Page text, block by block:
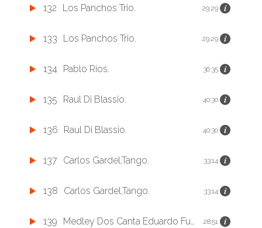
132 Los Panchos Trio. 29:29
133 Los Panchos Trio. 29:29
134 Pablo Rios. 36:35
135 Raul Di Blassio. 40:30
136 Raul Di Blassio. 40:30
137 Carlos Gardel,Tango. 33:14
138 Carlos Gardel,Tango. 33:14
139 Medley Dos Canta Eduardo Fuentes. 28:51